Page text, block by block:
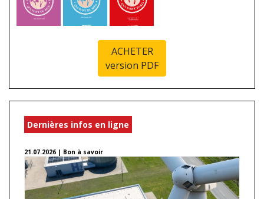
ACHETER
version PDF
Dernières infos en ligne
21.07.2026 | Bon à savoir